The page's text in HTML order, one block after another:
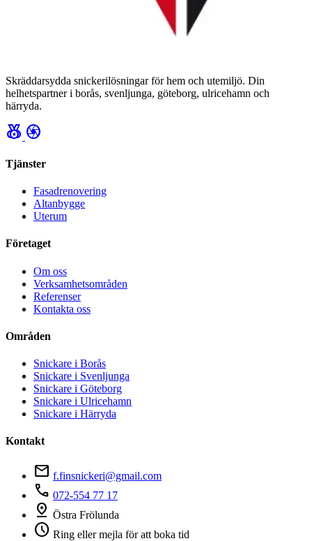
Skräddarsydda snickerilösningar för hem och utemiljö. Din
helhetspartner i borås, svenljunga, göteborg, ulricehamn och
härryda.
social_leaderboard camera
Tjänster
Fasadrenovering
Altanbygge
Uterum
Företaget
Om oss
Verksamhetsområden
Referenser
Kontakta oss
Områden
Snickare i Borås
Snickare i Svenljunga
Snickare i Göteborg
Snickare i Ulricehamn
Snickare i Härryda
Kontakt
mail f.finsnickeri@gmail.com
phone 072-554 77 17
pin_drop Östra Frölunda
schedule Ring eller mejla för att boka tid